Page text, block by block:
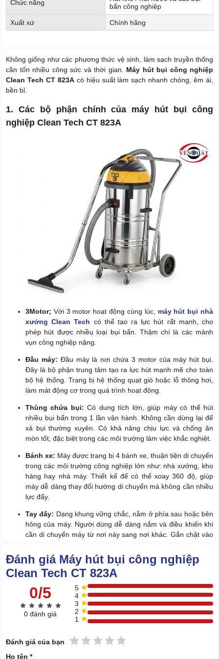
Chức năng
bẩn công nghiệp
Xuất xứ Chính hãng
Không giống như các phương thức vệ sinh, làm sạch truyền thống
cần tốn nhiều công sức và thời gian. Máy hút bụi công nghiệp
Clean Tech CT 823Acó hiệu suất làm sạch nhanh chóng, êm ái,
bền bỉ.
1. Các bộ phận chính của máy hút bụi công
nghiệp Clean Tech CT 823A
3Motor; Với 3 motor hoạt động cùng lúc, máy hút bụi nhà
xưởng Clean Tech có thể tạo ra lực hút rất mạnh, cho
phép hút được nhiều loại bụi bẩn. Thậm chí là các mảnh
vụn công nghiệp nặng.
Đầu máy: Đầu máy là nơi chứa 3 motor của máy hút bụi.
Đây là bộ phận trung tâm tạo ra lực hút mạnh mẽ cho toàn
bộ hệ thống. Trang bị hệ thống quạt gió hoặc lỗ thông hơi,
làm mát động cơ trong quá trình hoạt động.
Thùng chứa bụi:Có dung tích lớn, giúp máy có thể hút
nhiều bụi bẩn trong 1 lần vận hành. Không cần dừng lại để
xả bụi thường xuyên. Có khả năng chịu lực và chống ăn
mòn tốt, đặc biệt trong các môi trường làm việc khắc nghiệt.
Bánh xe: Máy được trang bị 4 bánh xe, thuận tiện di chuyển
trong các môi trường công nghiệp lớn như: nhà xưởng, kho
hàng hay nhà máy. Thiết kế để có thể xoay 360 độ, giúp
máy dễ dàng thay đổi hướng di chuyển mà không cần nhiều
lực đẩy.
Tay đẩy: Dạng khung vững chắc, nằm ở phía sau hoặc bên
hông của máy. Người dùng dễ dàng nắm và điều khiển khi
cần di chuyển máy từ nơi này sang nơi khác. Gắn chặt vào
máy
Đánh giá Máy hút bụi công nghiệp
Clean Tech CT 823A
0/5
0 đánh giá
5
4
3
2
1
Đánh giá của bạn 5 sao
4 sao
3 sao
2 sao
1 sao
Họ tên *